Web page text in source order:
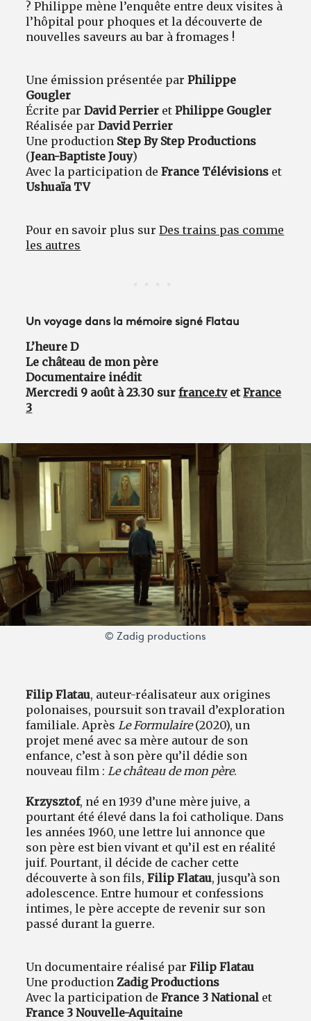
? Philippe mène l’enquête entre deux visites à
l’hôpital pour phoques et la découverte de
nouvelles saveurs au bar à fromages !
Une émission présentée parPhilippe
Gougler
Écrite parDavid Perrier etPhilippe Gougler
Réalisée parDavid Perrier
Une production Step By Step Productions
(Jean-Baptiste Jouy)
Avec la participation deFrance Télévisions et
Ushuaïa TV
Pour en savoir plus surDes trains pas comme
les autres
Un voyage dans la mémoire signé Flatau
L’heure D
Le château de mon père
Documentaire inédit
Mercredi 9 août à 23.30 surfrance.tvetFrance
3
© Zadig productions
Filip Flatau, auteur-réalisateur aux origines
polonaises, poursuit son travail d’exploration
familiale. AprèsLe Formulaire(2020), un
projet mené avec sa mère autour de son
enfance, c’est à son père qu’il dédie son
nouveau film :Le château de mon père.
Krzysztof, né en 1939 d’une mère juive, a
pourtant été élevé dans la foi catholique. Dans
les années 1960, une lettre lui annonce que
son père est bien vivant et qu’il est en réalité
juif. Pourtant, il décide de cacher cette
découverte à son fils,Filip Flatau, jusqu’à son
adolescence. Entre humour et confessions
intimes, le père accepte de revenir sur son
passé durant la guerre.
Un documentaire réalisé par Filip Flatau
Une productionZadig Productions
Avec la participation deFrance 3 National et
France 3 Nouvelle-Aquitaine